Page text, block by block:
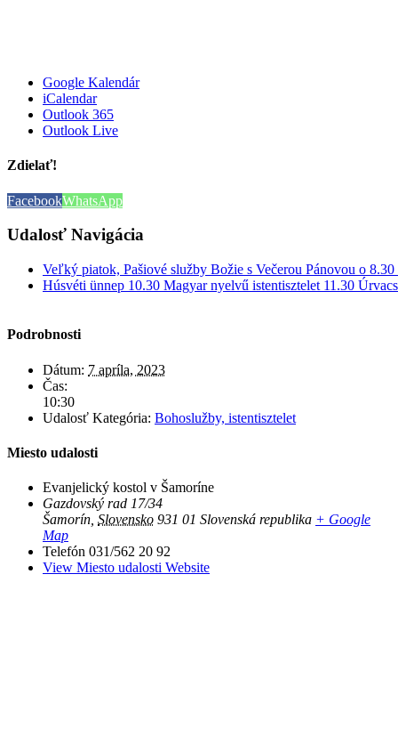
Google Kalendár
iCalendar
Outlook 365
Outlook Live
Zdielať!
FacebookWhatsApp
Udalosť Navigácia
Veľký piatok, Pašiové služby Božie s Večerou Pánovou o
Húsvéti ünnep 10.30 Magyar nyelvű istentisztelet 11.30
Podrobnosti
Dátum: 7 apríla, 2023
Čas:
10:30
Udalosť Kategória: Bohoslužby, istentisztelet
Miesto udalosti
Evanjelický kostol v Šamoríne
Gazdovský rad 17/34
Šamorín Slovensko 931 01 Slovenská republika + Google
Map
Telefón 031/562 20 92
View Miesto udalosti Website